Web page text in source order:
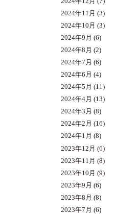
2024年11月 (3)
2024年10月 (3)
2024年9月 (6)
2024年8月 (2)
2024年7月 (6)
2024年6月 (4)
2024年5月 (11)
2024年4月 (13)
2024年3月 (8)
2024年2月 (16)
2024年1月 (8)
2023年12月 (6)
2023年11月 (8)
2023年10月 (9)
2023年9月 (6)
2023年8月 (8)
2023年7月 (6)